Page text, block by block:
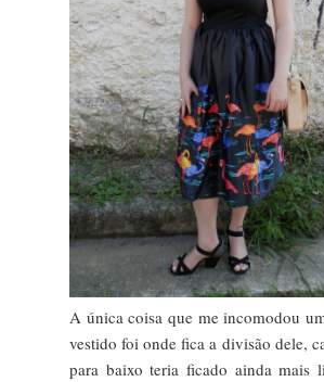
A única coisa que me incomodou
vestido foi onde fica a divisão dele,
para baixo teria ficado ainda mais